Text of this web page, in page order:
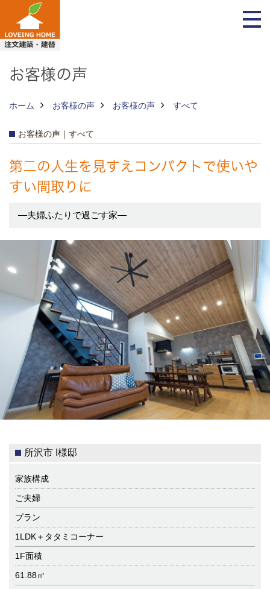
お客様の声
ホーム お客様の声 お客様の声 すべて
お客様の声｜すべて
第二の人生を見すえコンパクトで使いや
すい間取りに
―夫婦ふたりで過ごす家―
所沢市 I様邸
家族構成
ご夫婦
プラン
1LDK＋タタミコーナー
1F面積
61.88㎡